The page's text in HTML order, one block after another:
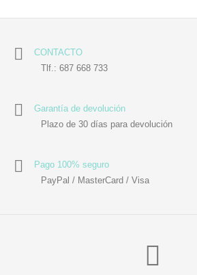
CONTACTO
Tlf.: 687 668 733
Garantía de devolución
Plazo de 30 días para devolución
Pago 100% seguro
PayPal / MasterCard / Visa